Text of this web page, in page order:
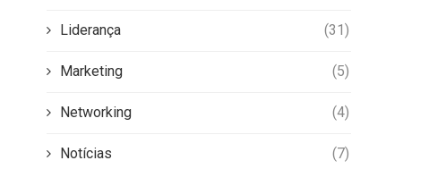
Liderança (31)
Marketing (5)
Networking (4)
Notícias (7)